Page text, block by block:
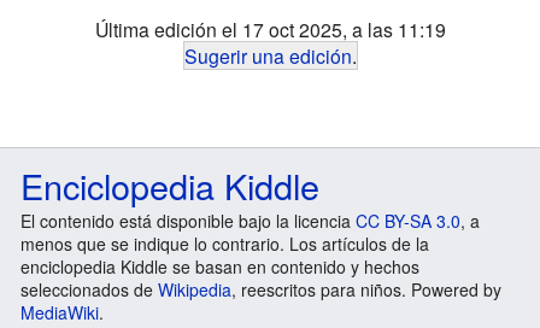
Última edición el 17 oct 2025, a las 11:19
Sugerir una edición.
Enciclopedia Kiddle
El contenido está disponible bajo la licencia CC BY-SA 3.0, a
menos que se indique lo contrario. Los artículos de la
enciclopedia Kiddle se basan en contenido y hechos
seleccionados de Wikipedia, reescritos para niños. Powered by
MediaWiki.